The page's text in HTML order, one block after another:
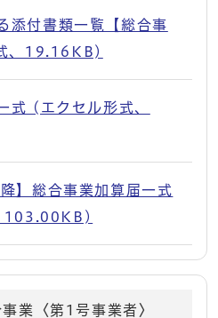
添付書類一覧【総合事
、19.16KB)
式 (エクセル形式、
】総合事業加算届一式
103.00KB)
業〈第1号事業者〉